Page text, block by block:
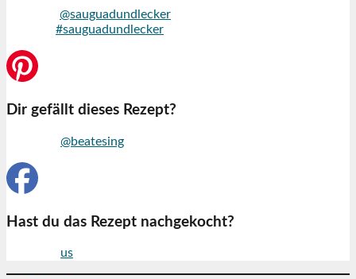
@sauguadundlecker
#sauguadundlecker
Dir gefällt dieses Rezept?
@beatesing
Hast du das Rezept nachgekocht?
us